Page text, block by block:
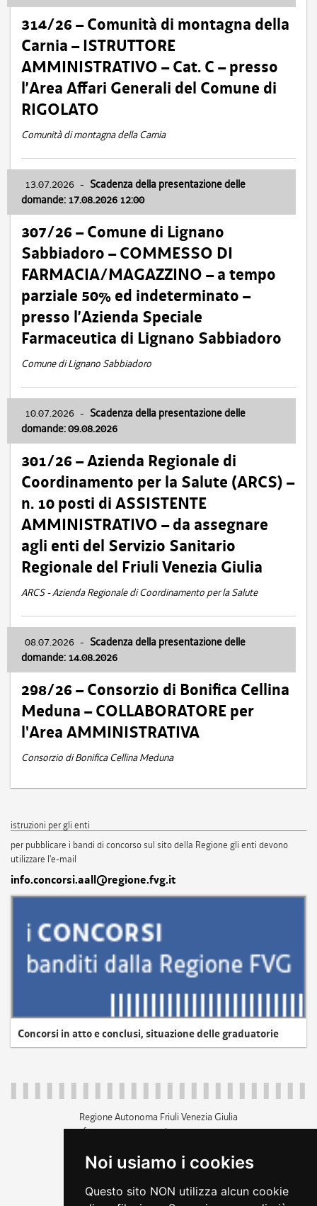
Noi usiamo i cookies
Questo sito NON utilizza alcun cookie
314/26 – Comunità di montagna della
Carnia – ISTRUTTORE
AMMINISTRATIVO – Cat. C – presso
l’Area Affari Generali del Comune di
RIGOLATO
Comunità di montagna della Carnia
13.07.2026 - Scadenza della presentazione delle
domande: 17.08.2026 12:00
307/26 – Comune di Lignano
Sabbiadoro – COMMESSO DI
FARMACIA/MAGAZZINO – a tempo
parziale 50% ed indeterminato –
presso l’Azienda Speciale
Farmaceutica di Lignano Sabbiadoro
Comune di Lignano Sabbiadoro
10.07.2026 - Scadenza della presentazione delle
domande: 09.08.2026
301/26 – Azienda Regionale di
Coordinamento per la Salute (ARCS) –
n. 10 posti di ASSISTENTE
AMMINISTRATIVO – da assegnare
agli enti del Servizio Sanitario
Regionale del Friuli Venezia Giulia
ARCS - Azienda Regionale di Coordinamento per la Salute
08.07.2026 - Scadenza della presentazione delle
domande: 14.08.2026
298/26 – Consorzio di Bonifica Cellina
Meduna – COLLABORATORE per
l'Area AMMINISTRATIVA
Consorzio di Bonifica Cellina Meduna
istruzioni per gli enti
per pubblicare i bandi di concorso sul sito della Regione gli enti devono
utilizzare l'e-mail
info.concorsi.aall@regione.fvg.it
Concorsi in atto e conclusi, situazione delle graduatorie
Regione Autonoma Friuli Venezia Giulia
c.f. 80014930327; p.iva 00526040324
+39 040 3771111